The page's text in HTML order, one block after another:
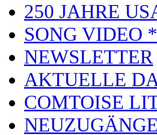
250 JAHRE
SONG VIDEO
NEWSLETTER
AKTUELLE
COMTOISE